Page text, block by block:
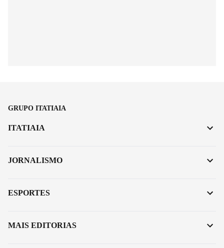
GRUPO ITATIAIA
ITATIAIA
JORNALISMO
ESPORTES
MAIS EDITORIAS